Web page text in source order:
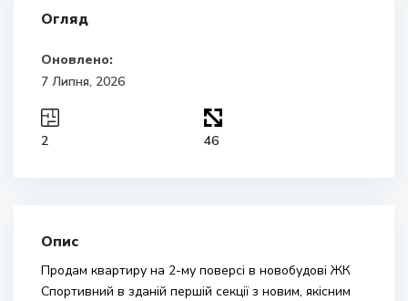
Огляд
Оновлено:
7 Липня, 2026
2 46
Опис
Продам квартиру на 2-му поверсі в новобудові ЖК
Спортивний в зданій першій секції з новим, якісним